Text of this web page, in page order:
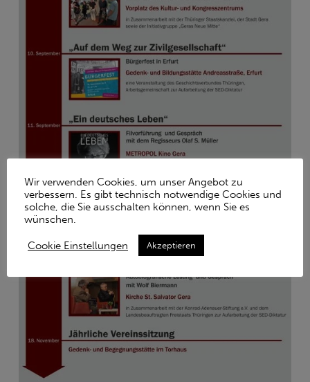
Wir verwenden Cookies, um unser Angebot zu
verbessern. Es gibt technisch notwendige Cookies und
solche, die Sie ausschalten können, wenn Sie es
wünschen.
Cookie Einstellungen Akzeptieren